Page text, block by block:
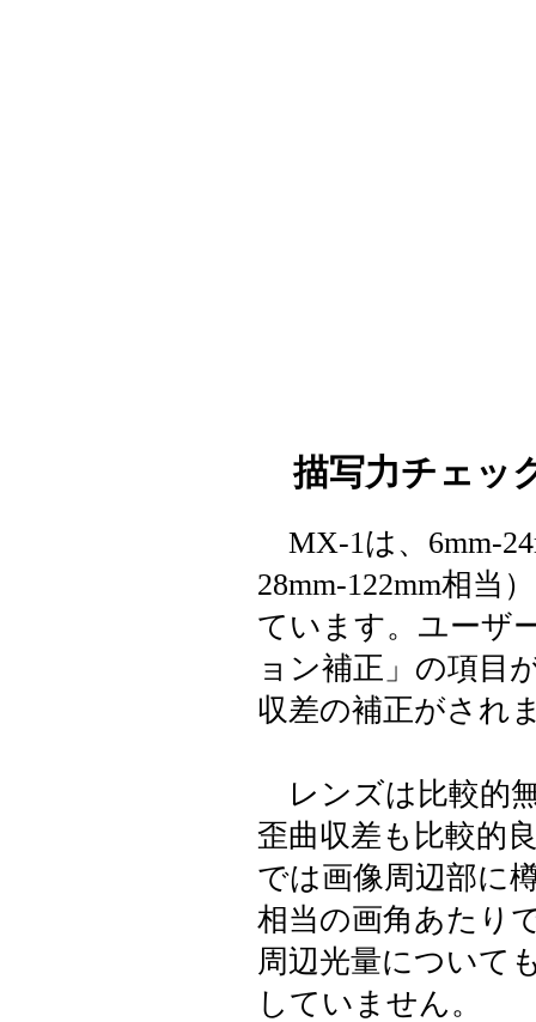
描写力チェッ
MX-1は、6mm-
28mm-122mm相当
ています。ユーザ
ョン補正」の項目
収差の補正がされ
レンズは比較的
歪曲収差も比較的
では画像周辺部に
相当の画角あたり
周辺光量について
していません。